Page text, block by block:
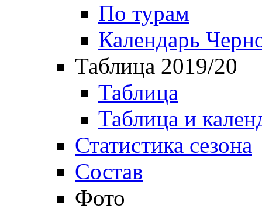
По турам
Календарь
Таблица 2019/20
Таблица
Таблица и
Статистика сезона
Состав
Фото